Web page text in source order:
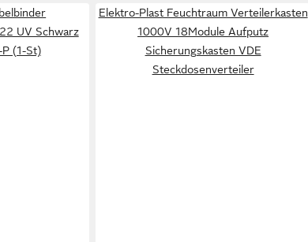
UV Schwarz
P (1-St)
Elektro-Plast Feuchtraum Verteilerkasten
1000V 18Module Aufputz
Sicherungskasten VDE
Steckdosenverteiler